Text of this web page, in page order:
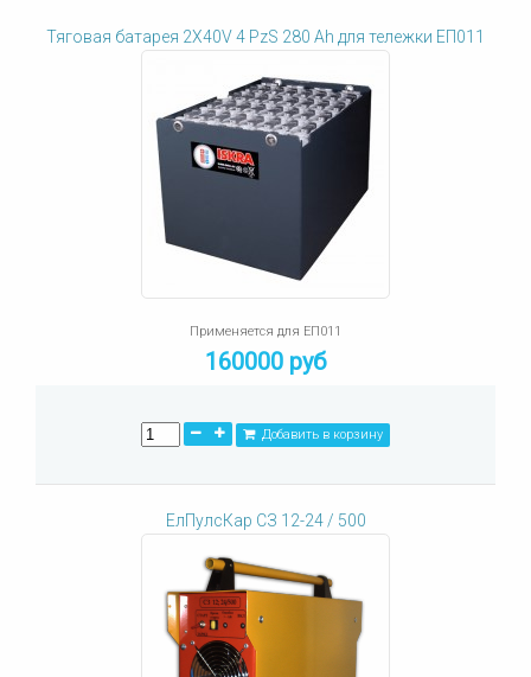
Тяговая батарея 2X40V 4 PzS 280 Ah для тележки ЕП011
Применяется для ЕП011
160000 руб
Добавить в корзину
ЕлПулсКар СЗ 12-24 / 500